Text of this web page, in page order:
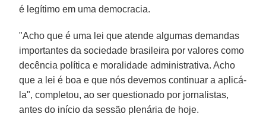
é legítimo em uma democracia.
"Acho que é uma lei que atende algumas demandas
importantes da sociedade brasileira por valores como
decência política e moralidade administrativa. Acho
que a lei é boa e que nós devemos continuar a aplicá-
la", completou, ao ser questionado por jornalistas,
antes do início da sessão plenária de hoje.